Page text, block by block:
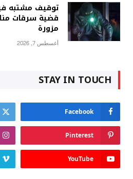
توقيف مشتبه
قضية سرقات
مزورة
أغسطس 7, 2026
STAY IN TOUCH
Facebook
Pinterest
YouTube